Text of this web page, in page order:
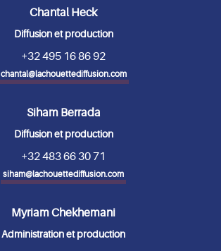
Chantal Heck
Diffusion et production
+32 495 16 86 92
chantal@lachouettediffusion.com
Siham Berrada
Diffusion et production
+32 483 66 30 71
siham@lachouettediffusion.com
Myriam Chekhemani
Administration et production